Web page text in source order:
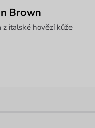
Brown
italské hovězí kůže